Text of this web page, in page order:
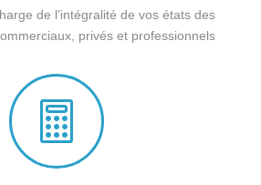
de l’intégralité de vos états des
privés et professionnels
